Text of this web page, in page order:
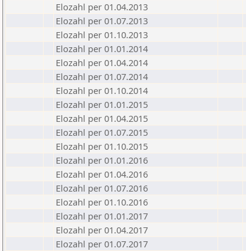
Elozahl per 01.04.2013
Elozahl per 01.07.2013
Elozahl per 01.10.2013
Elozahl per 01.01.2014
Elozahl per 01.04.2014
Elozahl per 01.07.2014
Elozahl per 01.10.2014
Elozahl per 01.01.2015
Elozahl per 01.04.2015
Elozahl per 01.07.2015
Elozahl per 01.10.2015
Elozahl per 01.01.2016
Elozahl per 01.04.2016
Elozahl per 01.07.2016
Elozahl per 01.10.2016
Elozahl per 01.01.2017
Elozahl per 01.04.2017
Elozahl per 01.07.2017